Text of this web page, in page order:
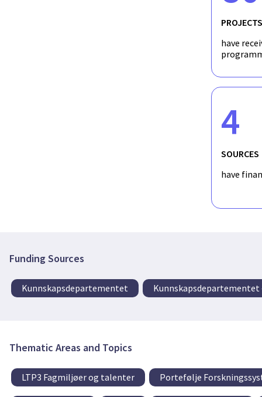
PROJECTS
have
4
SOURCES
have
Funding Sources
Kunnskapsdepartementet
Thematic Areas and Topics
LTP3 Fagmiljøer og talenter Portefølje